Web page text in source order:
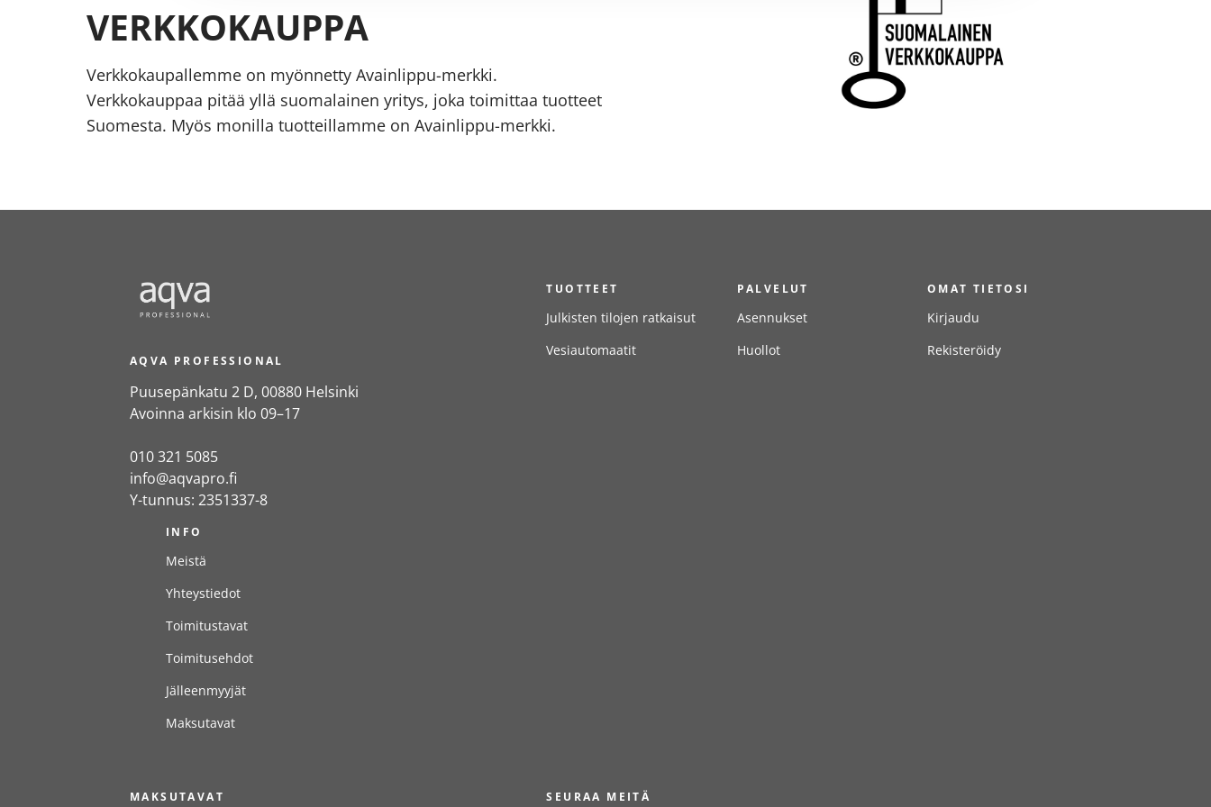
VERKKOKAUPPA
Verkkokaupallemme on myönnetty Avainlippu-merkki.
Verkkokauppaa pitää yllä suomalainen yritys, joka toimittaa tuotteet
Suomesta. Myös monilla tuotteillamme on Avainlippu-merkki.
AQVA PROFESSIONAL
Puusepänkatu 2 D, 00880 Helsinki
Avoinna arkisin klo 09–17
010 321 5085
info@aqvapro.fi
Y-tunnus: 2351337-8
TUOTTEET
Julkisten tilojen ratkaisut
Vesiautomaatit
PALVELUT
Asennukset
Huollot
OMAT TIETOSI
Kirjaudu
Rekisteröidy
INFO
Meistä
Yhteystiedot
Toimitustavat
Toimitusehdot
Jälleenmyyjät
Maksutavat
MAKSUTAVAT SEURAA MEITÄ